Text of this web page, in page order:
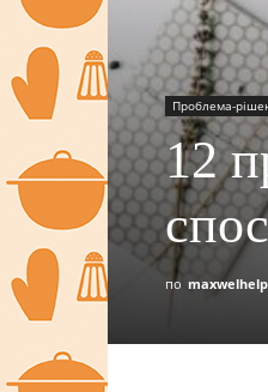
Проблема-
12
по maxwelhelp